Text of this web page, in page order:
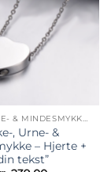
ASKE-, URNE- & MINDESMYKKER
, Urne- &
– Hjerte +
tekst”